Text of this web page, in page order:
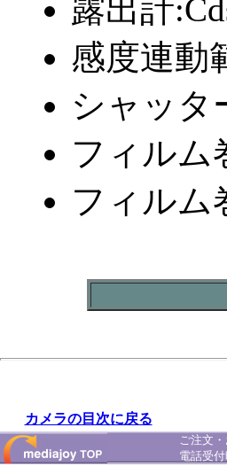
露出計
感度連動
シャッタ
フィルム
フィルム
カメラの目次に戻る
ご注文
電話受